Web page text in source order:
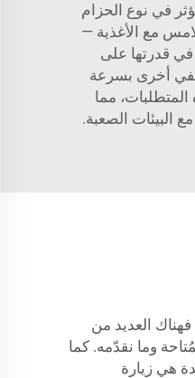
في نوع الحزام
مع الأغذية —
في قدرتها على
أخرى بسرعة
مما
البيئات الصعبة.
العديد من
وما نقدّمه. كما
هي زيارة